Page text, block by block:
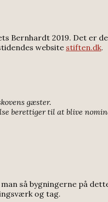
Bernhardt 2019. Det er
website stiften.dk.
gæster.
berettiger til at blive
så bygningerne på
og tag.